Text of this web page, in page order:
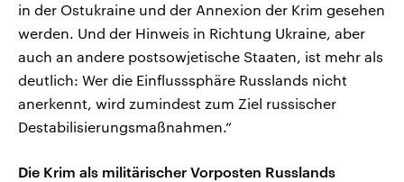
in der Ostukraine und der Annexion der Krim gesehen
werden. Und der Hinweis in Richtung Ukraine, aber
auch an andere postsowjetische Staaten, ist mehr als
deutlich: Wer die Einflusssphäre Russlands nicht
anerkennt, wird zumindest zum Ziel russischer
Destabilisierungsmaßnahmen.“
Die Krim als militärischer Vorposten Russlands